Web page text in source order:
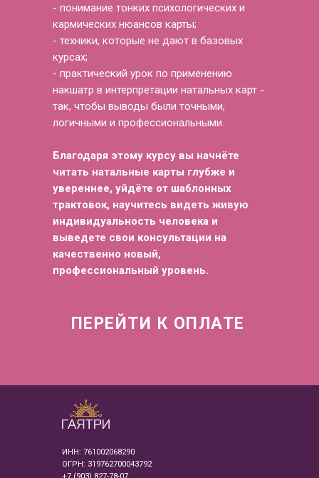
ПЕРЕЙТИ К ОПЛАТЕ
- понимание тонких психологических и
кармических нюансов карты;
- техники, которые не дают в базовых
курсах;
- практический урок по применению
накшатр в интерпретации натальных карт -
так, чтобы выводы были точными,
логичными и профессиональными.
Благодаря этому курсу вы начнёте
читать натальные карты глубже и
увереннее, уйдёте от шаблонных
трактовок, научитесь видеть живую
индивидуальность человека и
выведете свои консультации на
качественно новый,
профессиональный уровень.
ИНН: 761002068290
ОГРН: 319762700043792